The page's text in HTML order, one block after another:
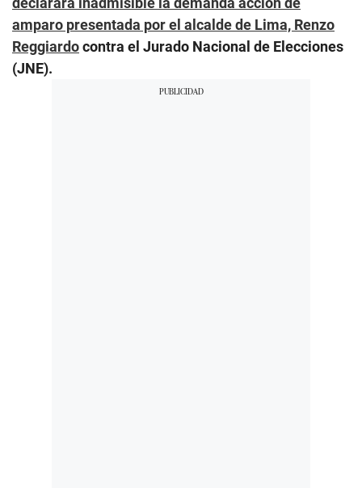
amparo presentada por el alcalde de Lima, Renzo
Reggiardocontra el Jurado Nacional de Elecciones
(JNE).